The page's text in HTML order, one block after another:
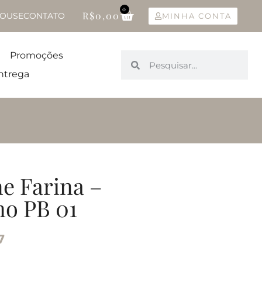
CONTATO R$0,00
0
MINHA CONTA
Promoções
Farina –
PB 01